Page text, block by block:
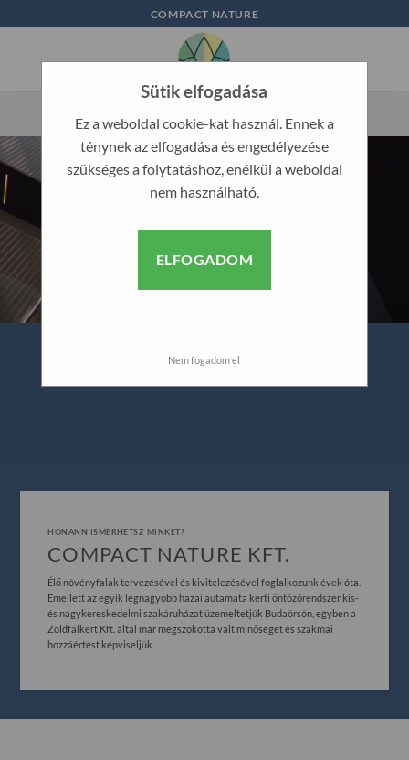
to
COMPACT NATURE
HONANN ISMERHETSZ MINKET?
COMPACT NATURE KFT.
Élő növényfalak tervezésével és kivitelezésével foglalkozunk évek óta.
Emellett az egyik legnagyobb hazai autamata kerti öntözőrendszer kis-
és nagykereskedelmi szakáruházat üzemeltetjük Budaörsön, egyben a
Zöldfalkert Kft. által már megszokottá vált minőséget és szakmai
hozzáértést képviseljük.
Sütik elfogadása
Ez a weboldal cookie-kat használ. Ennek a
ténynek az elfogadása és engedélyezése
szükséges a folytatáshoz, enélkül a weboldal
nem használható.
ELFOGADOM
Nem fogadom el